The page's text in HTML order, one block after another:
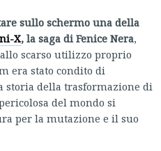
sullo schermo una della
X, la saga di Fenice Nera,
scarso utilizzo proprio
era stato condito di
storia della trasformazione di
del mondo si
per la mutazione e il suo